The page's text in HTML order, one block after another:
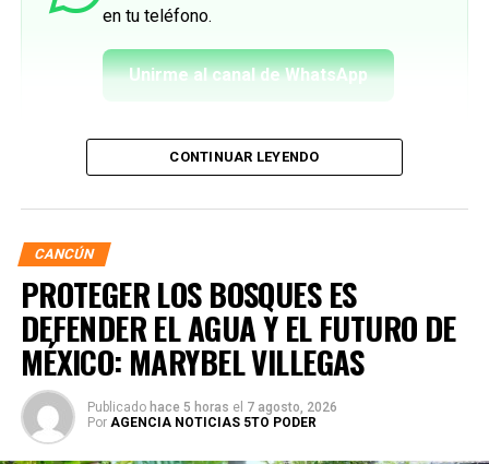
en tu teléfono.
Unirme al canal de WhatsApp
CONTINUAR LEYENDO
CANCÚN
PROTEGER LOS BOSQUES ES
DEFENDER EL AGUA Y EL FUTURO DE
MÉXICO: MARYBEL VILLEGAS
Publicado hace 5 horas el 7 agosto, 2026
Por AGENCIA NOTICIAS 5TO PODER